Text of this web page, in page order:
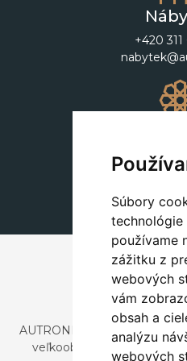
Súbory
technológie
používame
zážitku z
webových
vám
obsah a
analýzu
webových
+420 311
+420
AUTRONIC, s.r.o. je
veľkoobchodným